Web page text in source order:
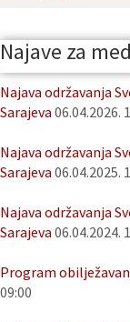
Najave za
Najava održavanja
Sarajeva 06.04.2026.
Najava održavanja
Sarajeva 06.04.2025.
Najava održavanja
Sarajeva 06.04.2024.
Program
09:00